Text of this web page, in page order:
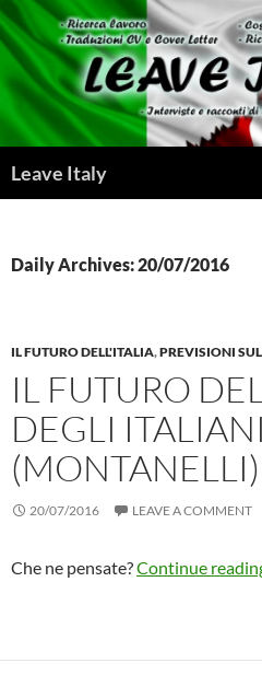
Skip
to
content
Leave Italy
Daily Archives: 20/07/2016
IL FUTURO DELL'ITALIA,PREVISIONI
IL FUTURO
DEGLI ITALIANI
(MONTANELLI)
20/07/2016 LEAVE A COMMENT
Che ne pensate?Continue